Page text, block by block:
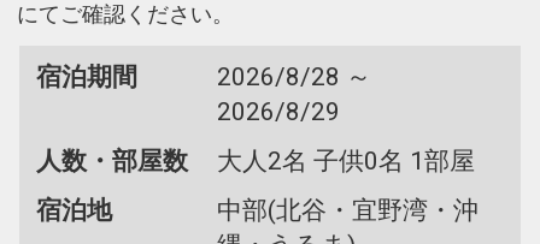
にてご確認ください。
宿泊期間
2026/8/28 ～
2026/8/29
人数・部屋数
大人2名 子供0名 1部屋
宿泊地
中部(北谷・宜野湾・沖